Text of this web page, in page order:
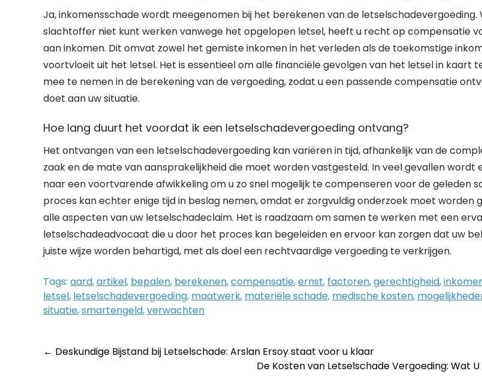
Ja, inkomensschade wordt meegenomen bij het berekenen van de letselschadevergoeding.
slachtoffer niet kunt werken vanwege het opgelopen letsel, heeft u recht op compensatie
aan inkomen. Dit omvat zowel het gemiste inkomen in het verleden als de toekomstige
voortvloeit uit het letsel. Het is essentieel om alle financiële gevolgen van het letsel in kaart
mee te nemen in de berekening van de vergoeding, zodat u een passende compensatie
doet aan uw situatie.
Hoe lang duurt het voordat ik een letselschadevergoeding ontvang?
Het ontvangen van een letselschadevergoeding kan variëren in tijd, afhankelijk van de
zaak en de mate van aansprakelijkheid die moet worden vastgesteld. In veel gevallen wordt
naar een voortvarende afwikkeling om u zo snel mogelijk te compenseren voor de geleden
proces kan echter enige tijd in beslag nemen, omdat er zorgvuldig onderzoek moet worden
alle aspecten van uw letselschadeclaim. Het is raadzaam om samen te werken met een
letselschadeadvocaat die u door het proces kan begeleiden en ervoor kan zorgen dat uw
juiste wijze worden behartigd, met als doel een rechtvaardige vergoeding te verkrijgen.
Tags: aard,artikel, bepalen, berekenen,compensatie,ernst, factoren,gerechtigheid,
letsel, letselschadevergoeding, maatwerk, materiële schade, medische kosten,
situatie,smartengeld,verwachten
Post
← Deskundige Bijstand bij Letselschade: Arslan Ersoy staat voor u klaar
De Kosten van Letselschade Vergoeding: Wat